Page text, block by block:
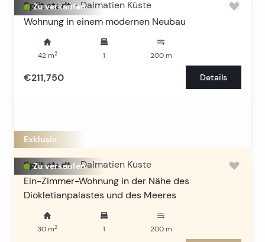
Zu verkaufen
Split stadt - Dalmatien Küste
Wohnung in einem modernen Neubau
42m2 1 200m
€211,750 Details
Zu verkaufen
Exklusiv
Split stadt - Dalmatien Küste
Ein-Zimmer-Wohnung in der Nähe des
Diokletianpalastes und des Meeres
30 m2 1 200m